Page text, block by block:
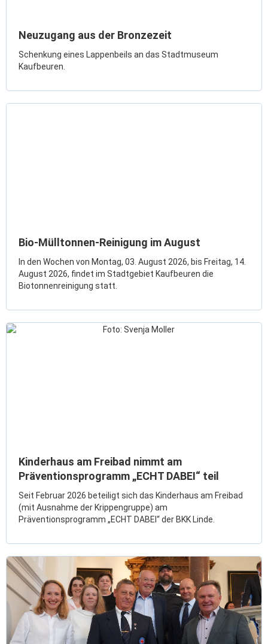
Neuzugang aus der Bronzezeit
Schenkung eines Lappenbeils an das Stadtmuseum
Kaufbeuren.
Bio-Mülltonnen-Reinigung im August
In den Wochen von Montag, 03. August 2026, bis Freitag, 14.
August 2026, findet im Stadtgebiet Kaufbeuren die
Biotonnenreinigung statt.
Kinderhaus am Freibad nimmt am
Präventionsprogramm „ECHT DABEI“ teil
Seit Februar 2026 beteiligt sich das Kinderhaus am Freibad
(mit Ausnahme der Krippengruppe) am
Präventionsprogramm „ECHT DABEI“ der BKK Linde.